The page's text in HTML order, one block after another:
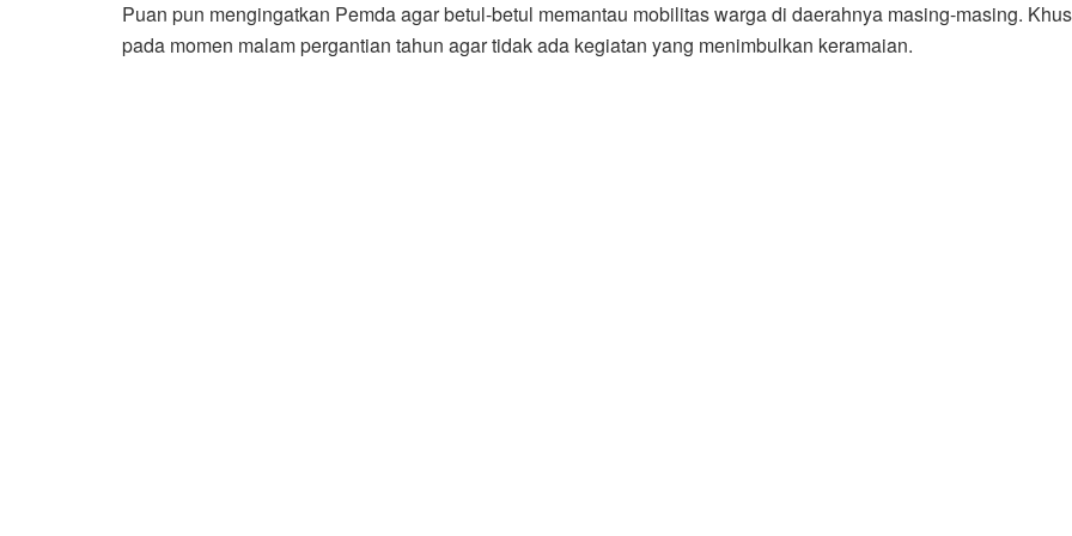
Puan pun mengingatkan Pemda agar betul-betul memantau mobilitas warga di daerahnya masing-masing.
pada momen malam pergantian tahun agar tidak ada kegiatan yang menimbulkan keramaian.